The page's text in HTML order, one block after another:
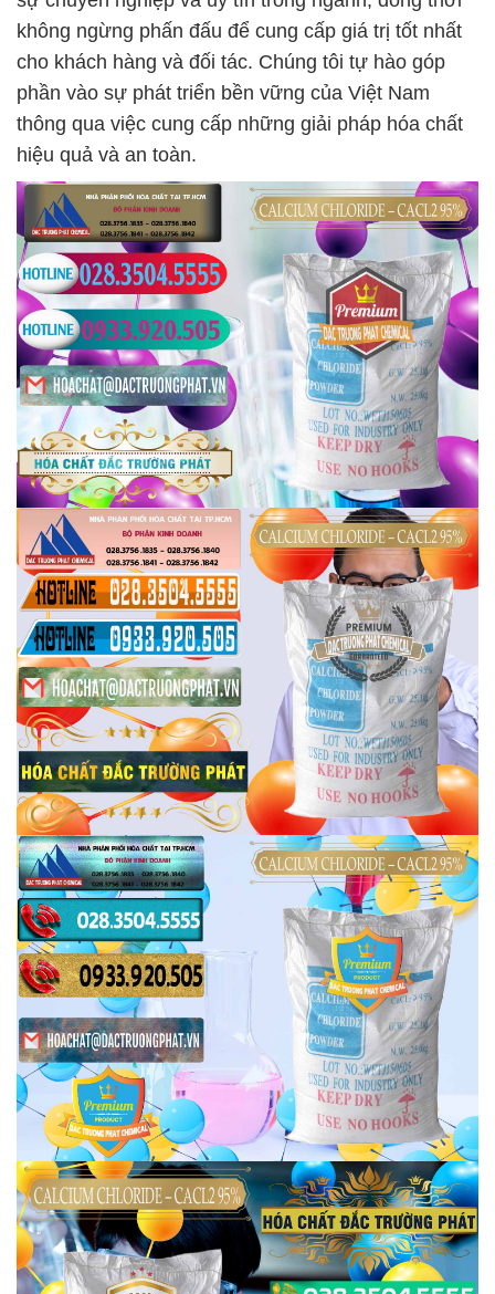
không ngừng phấn đấu để cung cấp giá trị tốt nhất
cho khách hàng và đối tác. Chúng tôi tự hào góp
phần vào sự phát triển bền vững của Việt Nam
thông qua việc cung cấp những giải pháp hóa chất
hiệu quả và an toàn.